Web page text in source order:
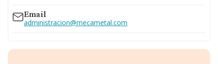
Email
administracion@mecametal.com